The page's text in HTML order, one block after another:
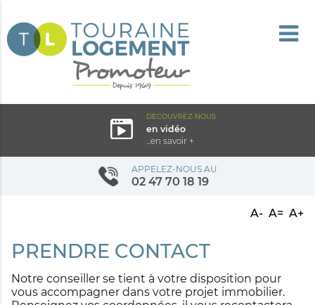
DÉCOUVREZ-NOUS
en vidéo
...en savoir +
APPELEZ-NOUS AU
02 47 70 18 19
A- A= A+
PRENDRE CONTACT
Notre conseiller se tient à votre disposition pour
vous accompagner dans votre projet immobilier.